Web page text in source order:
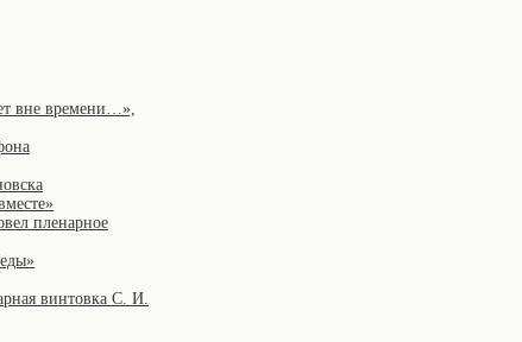
вне времени…»,
пленарное
винтовка С. И.